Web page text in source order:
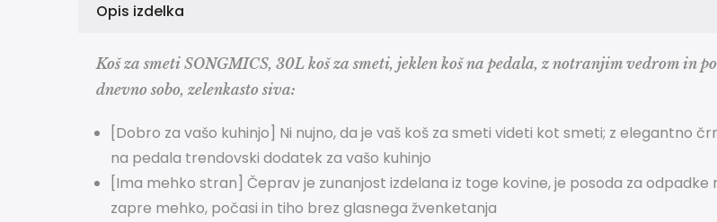
Opis izdelka
Koš za smeti SONGMICS, 30L koš za smeti, jeklen koš na pedala, z notranjim vedrom in
dnevno sobo, zelenkasto siva:
[Dobro za vašo kuhinjo] Ni nujno, da je vaš koš za smeti videti kot smeti; z elegantno
na pedala trendovski dodatek za vašo kuhinjo
[Ima mehko stran] Čeprav je zunanjost izdelana iz toge kovine, je posoda za
zapre mehko, počasi in tiho brez glasnega žvenketanja